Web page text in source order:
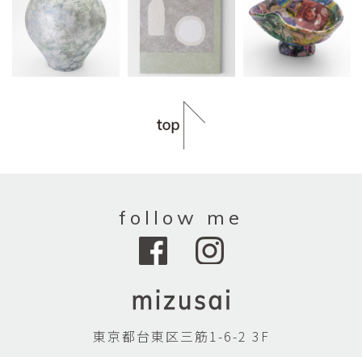
follow me
東京都台東区三筋1-6-2 3F